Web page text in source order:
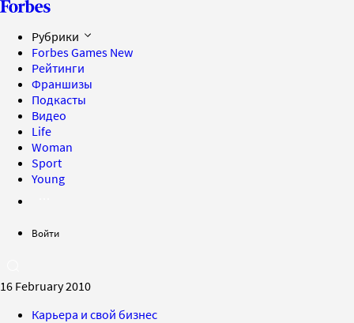
Рубрики
Forbes Games New
Рейтинги
Франшизы
Подкасты
Видео
Life
Woman
Sport
Young
Войти
16 February 2010
Карьера и свой бизнес